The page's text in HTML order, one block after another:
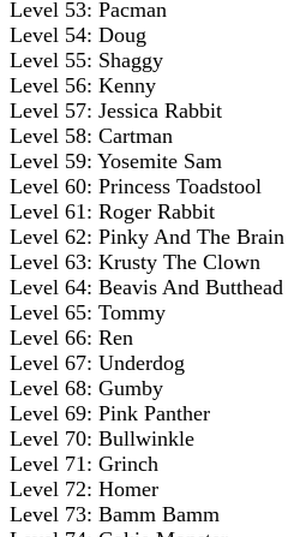
Level 53: Pacman
Level 54: Doug
Level 55: Shaggy
Level 56: Kenny
Level 57: Jessica Rabbit
Level 58: Cartman
Level 59: Yosemite Sam
Level 60: Princess Toadstool
Level 61: Roger Rabbit
Level 62: Pinky And The Brain
Level 63: Krusty The Clown
Level 64: Beavis And Butthead
Level 65: Tommy
Level 66: Ren
Level 67: Underdog
Level 68: Gumby
Level 69: Pink Panther
Level 70: Bullwinkle
Level 71: Grinch
Level 72: Homer
Level 73: Bamm Bamm